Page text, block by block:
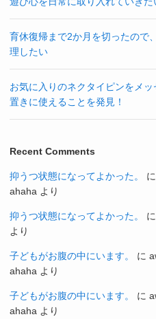
育休復帰まで2か月を切ったので
理したい
お気に入りのネクタイピンをメッ
置きに使えることを発見！
Recent Comments
抑うつ状態になってよかった。 に
ahaha より
抑うつ状態になってよかった。 に
より
子どもがお腹の中にいます。 に
ahaha より
子どもがお腹の中にいます。 に
ahaha より